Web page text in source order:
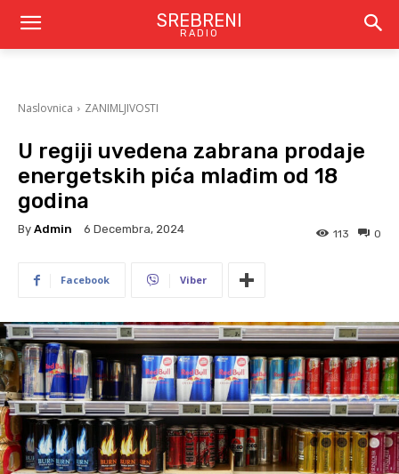
SREBRENI
RADIO
Naslovnica ZANIMLJIVOSTI
U regiji uvedena zabrana prodaje
energetskih pića mlađim od 18
godina
By Admin 6 Decembra, 2024 0
113
Facebook Viber